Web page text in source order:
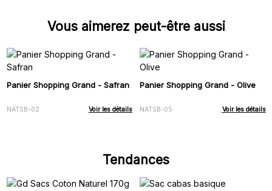
Vous aimerez peut-être aussi
Panier Shopping Grand - Safran
NATSB-02 Voir les détails
Panier Shopping Grand - Olive
NATSB-05 Voir les détails
Tendances